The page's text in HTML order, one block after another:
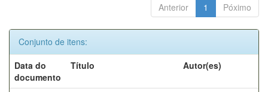
Anterior 1 Póximo
Conjunto de itens:
Data do
documento
Título Autor(es)